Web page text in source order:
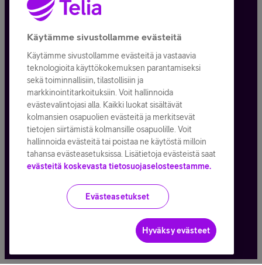
Tietosuoja ja -turva
Tilauksen peruuttaminen
Käyttöehdot
Evästeiden käyttö
Toimitusehdot ja palvelukuvaukset
Kaikki hinnat ALV25,5%
© Telia Company2026
Käytämme sivustollamme evästeitä
Käytämme sivustollamme evästeitä ja vastaavia
teknologioita käyttökokemuksen parantamiseksi
sekä toiminnallisiin, tilastollisiin ja
markkinointitarkoituksiin. Voit hallinnoida
evästevalintojasi alla. Kaikki luokat sisältävät
kolmansien osapuolien evästeitä ja merkitsevät
tietojen siirtämistä kolmansille osapuolille. Voit
hallinnoida evästeitä tai poistaa ne käytöstä milloin
tahansa evästeasetuksissa. Lisätietoja evästeistä saat
evästeitä koskevasta tietosuojaselosteestamme.
Evästeasetukset
Hyväksy evästeet